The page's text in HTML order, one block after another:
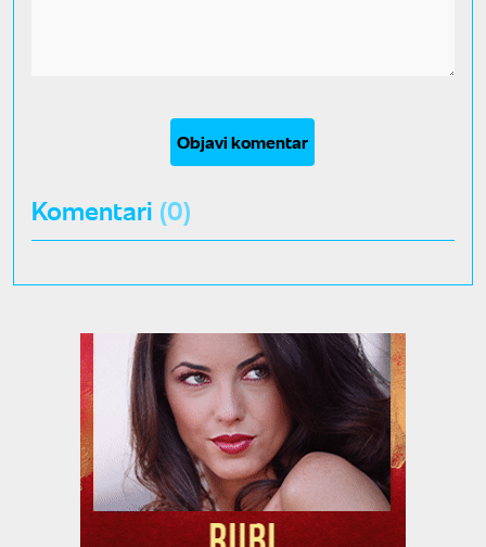
Objavi komentar
Komentari (0)